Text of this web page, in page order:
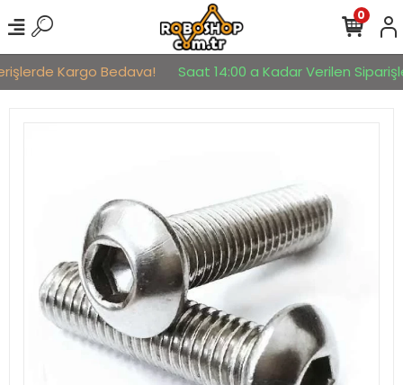
Kargo Bedava! Saat 14:00 a Kadar Verilen
0